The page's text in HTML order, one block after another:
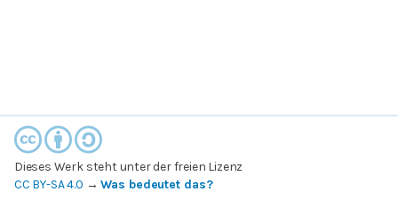
Dieses Werk steht unter der freien Lizenz
CC BY-SA 4.0 →Was bedeutet das?